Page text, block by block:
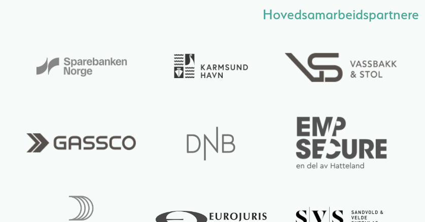
Hovedsamarbeidspartnere